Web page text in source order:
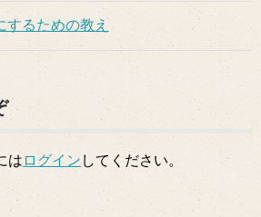
するための教え
は ログイン してください。